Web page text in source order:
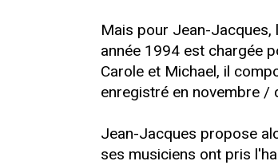
Mais pour Jean-Jacques,
année 1994 est chargée
Carole et Michael, il
enregistré en novembre /
Jean-Jacques propose
ses musiciens ont pris